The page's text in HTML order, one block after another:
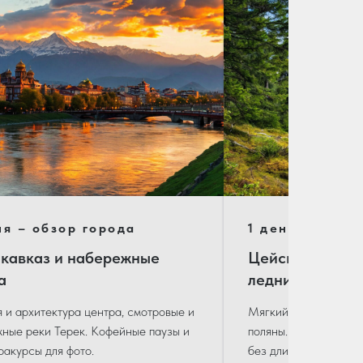
– обзор города
и набережные
архитектура центра, смотровые и
реки Терек. Кофейные паузы и
для фото.
1 день –
Цейское
леднику
Мягкий рельеф,
поляны. Подходит
без длинных